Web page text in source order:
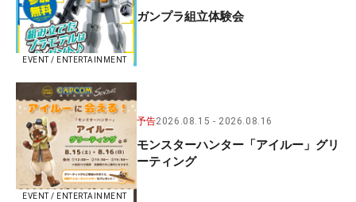
EVENT / ENTERTAINMENT
ガンプラ組立体験会
EVENT / ENTERTAINMENT
予告2026.08.15 2026.08.16
モンスターハンター「アイルー」グリ
ーティング